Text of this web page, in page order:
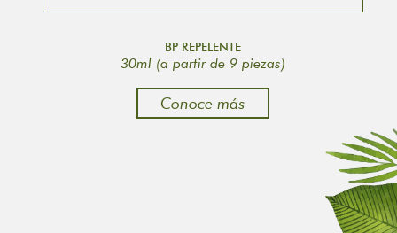
BP REPELENTE
30ml (a partir de 9 piezas)
Conoce más